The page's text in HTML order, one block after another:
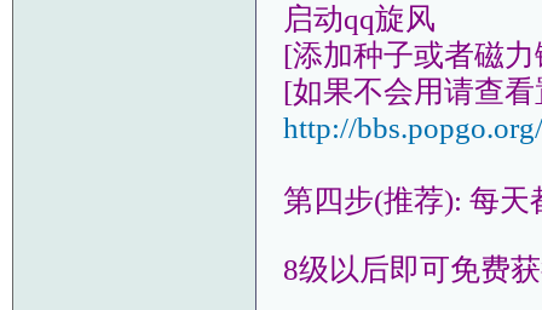
启动qq旋风
[添加种子或者磁
[如果不会用请查
http://
第四步(推荐): 每天
8级以后即可免费